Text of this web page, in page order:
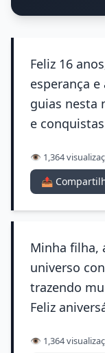
Feliz 16
esperança
guias nesta
e
👁️ 1,364
📤
Minha filha,
universo
trazendo
Feliz
👁️ 1,364